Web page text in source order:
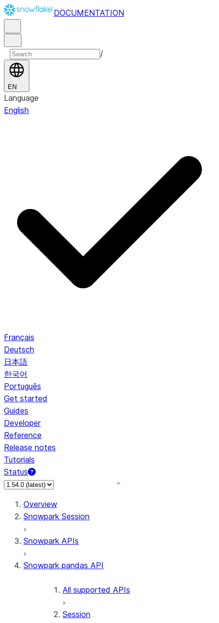
DOCUMENTATION
/
EN
Language
English
Français
Deutsch
日本語
한국어
Português
Get started
Guides
Developer
Reference
Release notes
Tutorials
Status
Overview
Snowpark Session
Snowpark APIs
Snowpark pandas API
All supported APIs
Session